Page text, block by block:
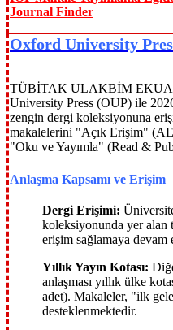
Journal Finder
Oxford University
TÜBİTAK ULAKBİM EKUAL
University Press (OUP) ile
zengin dergi koleksiyonuna
makalelerini "Açık Erişim"
"Oku ve Yayımla" (Read &
Anlaşma Kapsamı ve Erişim
Dergi Erişimi:
koleksiyonunda yer alan
erişim sağlamaya devam
Yıllık Yayın Kotası:
anlaşması yıllık ülke
adet). Makaleler, "ilk
desteklenmektedir.